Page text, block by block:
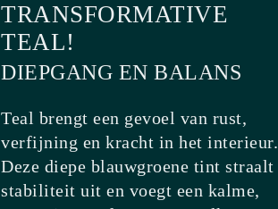
TRANSFORMATIVE
TEAL!
DIEPGANG EN BALANS
Teal brengt een gevoel van rust,
verfijning en kracht in het interieur.
Deze diepe blauwgroene tint straalt
stabiliteit uit en voegt een kalme,